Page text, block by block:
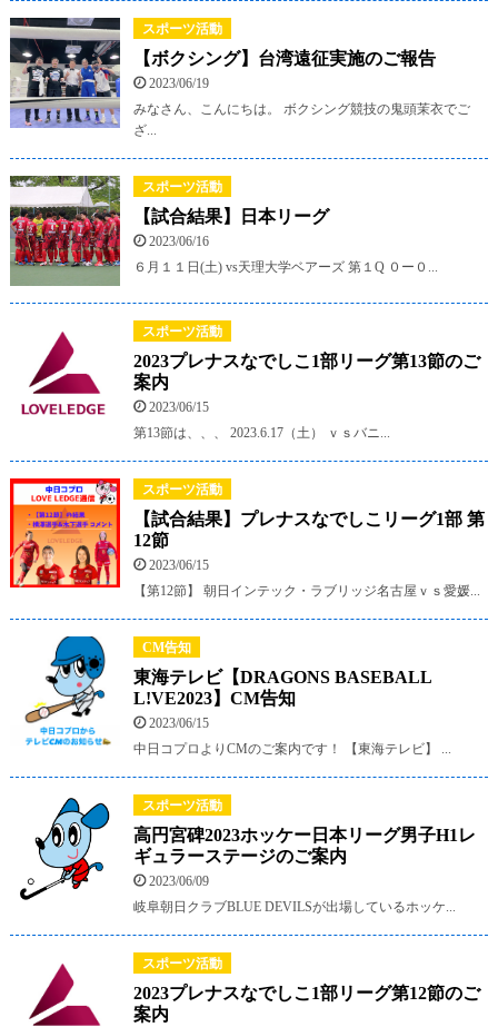
スポーツ活動
【ボクシング】台湾遠征実施のご報告
2023/06/19
みなさん、こんにちは。 ボクシング競技の鬼頭茉衣でご
ざ...
スポーツ活動
【試合結果】日本リーグ
2023/06/16
６月１１日(土) vs天理大学ベアーズ 第１Q ０ー０...
スポーツ活動
2023プレナスなでしこ1部リーグ第13節のご
案内
2023/06/15
第13節は、、、 2023.6.17（土） ｖｓバニ...
スポーツ活動
【試合結果】プレナスなでしこリーグ1部 第
12節
2023/06/15
【第12節】 朝日インテック・ラブリッジ名古屋ｖｓ愛媛...
CM告知
東海テレビ【DRAGONS BASEBALL
L!VE2023】CM告知
2023/06/15
中日コプロよりCMのご案内です！ 【東海テレビ】 ...
スポーツ活動
高円宮碑2023ホッケー日本リーグ男子H1レ
ギュラーステージのご案内
2023/06/09
岐阜朝日クラブBLUE DEVILSが出場しているホッケ...
スポーツ活動
2023プレナスなでしこ1部リーグ第12節のご
案内